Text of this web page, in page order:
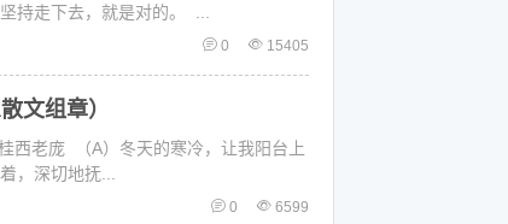
持走下去，就是对的。 ...
0 15405
文组章）
庞 （A）冬天的寒冷，让我阳台上
，深切地抚...
0 6599